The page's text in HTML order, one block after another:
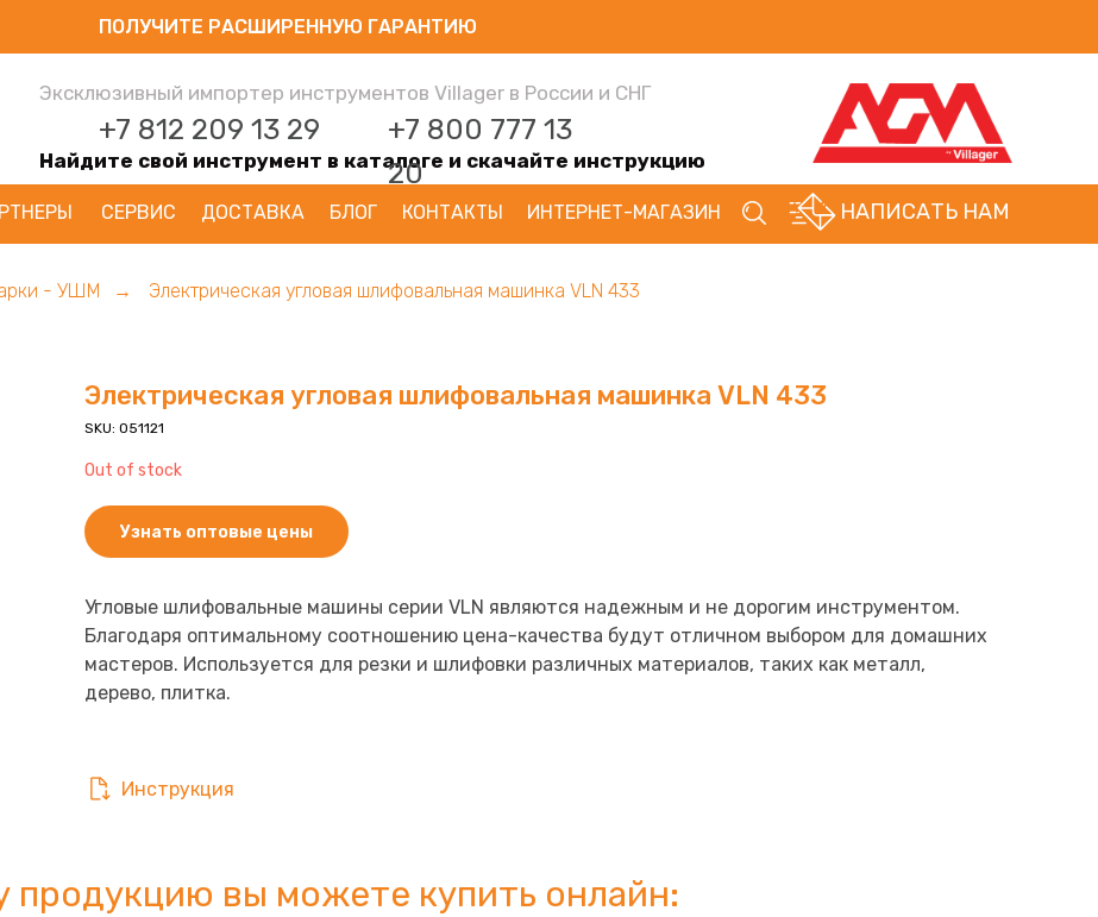
ПОЛУЧИТЕ РАСШИРЕННУЮ ГАРАНТИЮ
Эксклюзивный импортер инструментов Villager в России и СНГ
Найдите свой инструмент в каталоге и скачайте инструкцию
+7 812 209 13 29
+7 800 777 13
20
ИНТЕРНЕТ-МАГАЗИН НАПИСАТЬ НАМ
СЕРВИС ДОСТАВКА БЛОГ КОНТАКТЫ
- УШМ → Электрическая угловая шлифовальная машинка VLN 433
Электрическая угловая шлифовальная машинка VLN 433
SKU: 051121
Out of stock
Узнать оптовые цены
Угловые шлифовальные машины серии VLN являются надежным и не дорогим инструментом.
Благодаря оптимальному соотношению цена-качества будут отличном выбором для домашних
мастеров. Используется для резки и шлифовки различных материалов, таких как металл,
дерево, плитка.
Инструкция
продукцию вы можете купить онлайн: